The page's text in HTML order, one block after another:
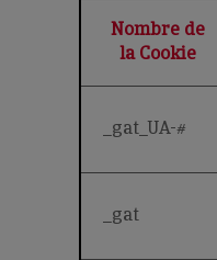
Nombre de
la Cookie
_gat_UA-#
_gat